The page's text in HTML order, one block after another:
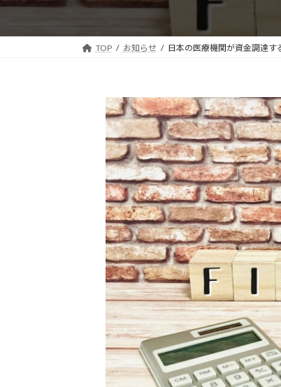
TOP お知らせ 日本の医療機関が資金調達す